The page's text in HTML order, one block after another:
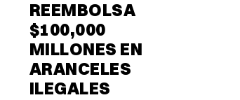
REEMBOLSA
$100,000
MILLONES EN
ARANCELES
ILEGALES